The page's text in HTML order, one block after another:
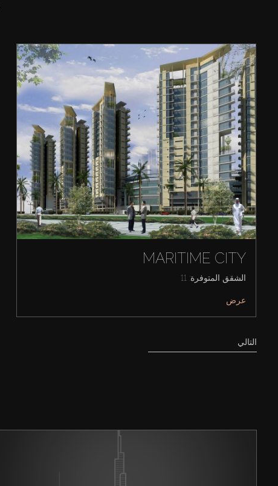
MARITIME CITY
الشقق المتوفرة: 11
عرض
التالي